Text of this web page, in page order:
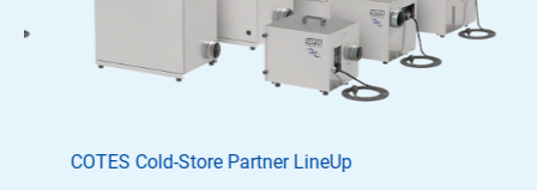
COTES Cold-Store Partner LineUp